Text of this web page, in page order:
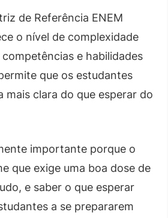
de Referência ENEM
o nível de complexidade
e habilidades
que os estudantes
mais clara do que esperar do
importante porque o
que exige uma boa dose de
e saber o que esperar
a se prepararem